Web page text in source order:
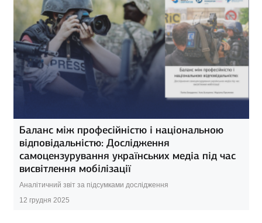
Баланс між професійністю і національною
відповідальністю: Дослідження
самоцензурування українських медіа під час
висвітлення мобілізації
Аналітичний звіт за підсумками дослідження
12 грудня 2025